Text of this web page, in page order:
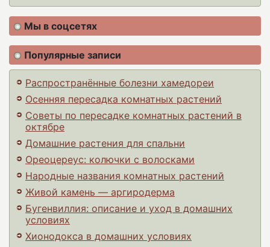
Мы в соцсетях
Популярные записи
Распространённые болезни хамедореи
Осенняя пересадка комнатных растений
Советы по пересадке комнатных растений в
октябре
Домашние растения для спальни
Ореоцереус: колючки с волосками
Народные названия комнатных растений
Живой камень — аргиродерма
Бугенвиллия: описание и уход в домашних
условиях
Хионодокса в домашних условиях